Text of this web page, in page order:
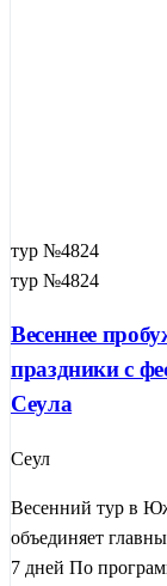
тур №4824
тур №4824
Весеннее
праздники с
Сеула
Сеул
Весенний тур в
объединяет
7 дней По